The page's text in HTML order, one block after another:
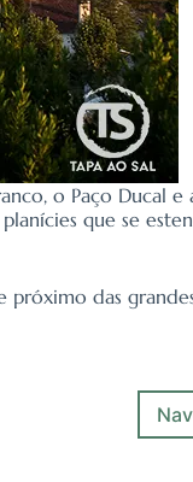
o Paço Ducal
que se
das